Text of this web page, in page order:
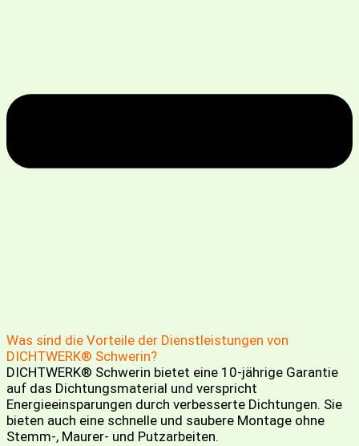
Was sind die Vorteile der Dienstleistungen von
DICHTWERK® Schwerin?
DICHTWERK® Schwerin bietet eine 10-jährige Garantie
auf das Dichtungsmaterial und verspricht
Energieeinsparungen durch verbesserte Dichtungen. Sie
bieten auch eine schnelle und saubere Montage ohne
Stemm-, Maurer- und Putzarbeiten.